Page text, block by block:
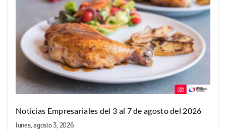
Noticias Empresariales del 3 al 7 de agosto del 2026
lunes, agosto 3, 2026